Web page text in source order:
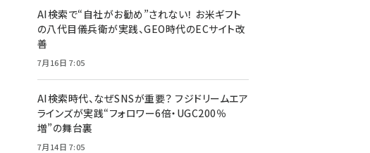
AI検索で“自社がお勧め”されない！ お米ギフト
の八代目儀兵衛が実践、GEO時代のECサイト改
善
7月16日 7:05
AI検索時代、なぜSNSが重要？ フジドリームエア
ラインズが実践“フォロワー6倍・UGC200％
増”の舞台裏
7月14日 7:05